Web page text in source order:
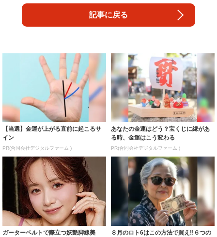
記事に戻る
【当選】金運が上がる直前に起こるサ
イン
PR(合同会社デジタルファーム )
あなたの金運はどう？宝くじに縁があ
る時、金運はこう変わる
PR(合同会社デジタルファーム )
ガーターベルトで際立つ妖艶脚線美
８月のロト6はこの方法で買え!!６つの